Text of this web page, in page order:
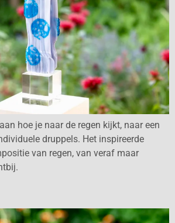
hoe je naar de regen kijkt, naar een
druppels. Het inspireerde
van regen, van veraf maar